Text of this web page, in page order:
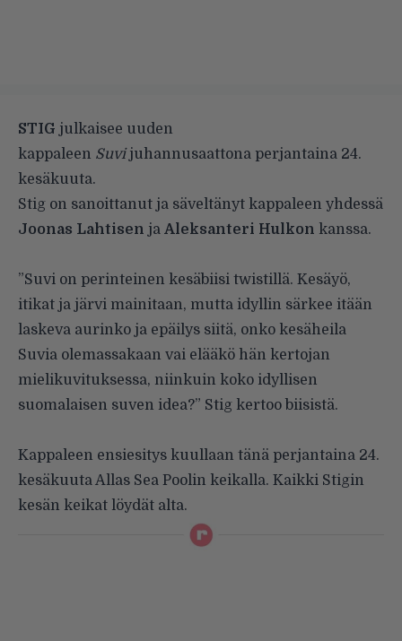
STIG julkaisee uuden
kappaleen Suvijuhannusaattona perjantaina 24.
kesäkuuta.
Stig on sanoittanut ja säveltänyt kappaleen yhdessä
Joonas Lahtisen ja Aleksanteri Hulkon kanssa.
”Suvi on perinteinen kesäbiisi twistillä. Kesäyö,
itikat ja järvi mainitaan, mutta idyllin särkee itään
laskeva aurinko ja epäilys siitä, onko kesäheila
Suvia olemassakaan vai elääkö hän kertojan
mielikuvituksessa, niinkuin koko idyllisen
suomalaisen suven idea?” Stig kertoo biisistä.
Kappaleen ensiesitys kuullaan tänä perjantaina 24.
kesäkuuta Allas Sea Poolin keikalla. Kaikki Stigin
kesän keikat löydät alta.